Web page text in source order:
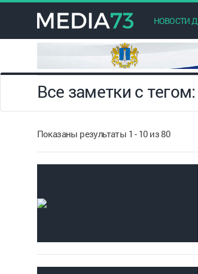
НОВОСТИ
Все заметки с
Показаны результаты 1 - 10 из 80